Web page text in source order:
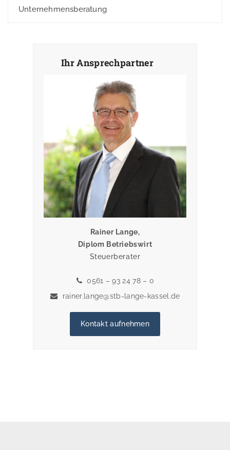
Unternehmensberatung
Ihr Ansprechpartner
Rainer Lange,
Diplom Betriebswirt
Steuerberater
0561 – 93 24 78 – 0
rainer.lange@stb-lange-kassel.de
Kontakt aufnehmen